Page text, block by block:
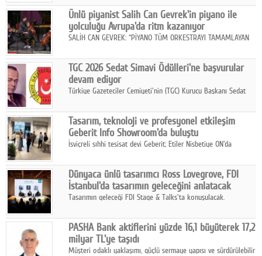
hedefiyle internet sitesini ve sosyal medya kanallarını yeniledi.
Ünlü piyanist Salih Can Gevrek'in piyano ile
yolculuğu Avrupa'da ritm kazanıyor
SALİH CAN GEVREK: “PİYANO TÜM ORKESTRAYI TAMAMLAYAN
ETKİ YARATIYOR"
TGC 2026 Sedat Simavi Ödülleri'ne başvurular
devam ediyor
Türkiye Gazeteciler Cemiyeti'nin (TGC) Kurucu Başkanı Sedat
Tasarım, teknoloji ve profesyonel etkileşim
Geberit Info Showroom'da buluştu
İsviçreli sıhhi tesisat devi Geberit; Etiler Nisbetiye ON'da
ortaklığıyla özel bir davete ev sahipliği yaptı.
Dünyaca ünlü tasarımcı Ross Lovegrove, FDI
İstanbul'da tasarımın geleceğini anlatacak
Tasarımın geleceği FDI Stage & Talks'ta konuşulacak.
PASHA Bank aktiflerini yüzde 16,1 büyüterek 17,2
milyar TL'ye taşıdı
Müşteri odaklı yaklaşımı, güçlü sermaye yapısı ve sürdürülebilir